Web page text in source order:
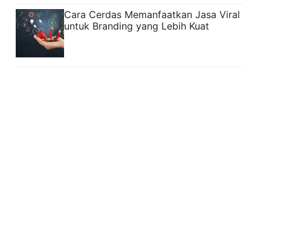
Cara Cerdas Memanfaatkan Jasa Viral
untuk Branding yang Lebih Kuat